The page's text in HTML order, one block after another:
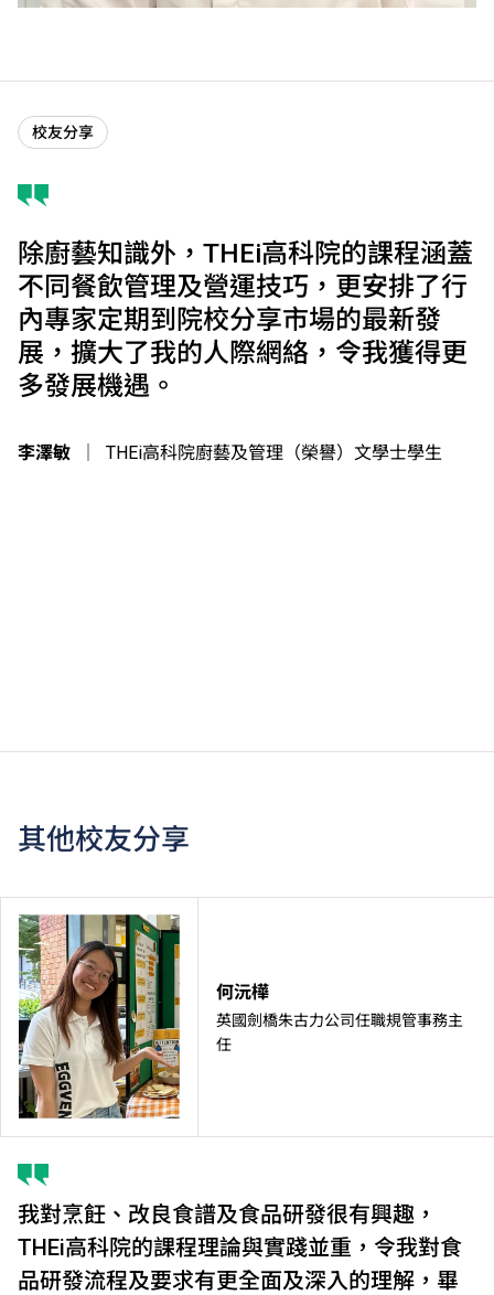
校友分享
除廚藝知識外，THEi高科院的課程涵蓋
不同餐飲管理及營運技巧，更安排了行
內專家定期到院校分享市場的最新發
展，擴大了我的人際網絡，令我獲得更
多發展機遇。
李澤敏 THEi高科院廚藝及管理（榮譽）文學士學生
其他校友分享
何沅樺
英國劍橋朱古力公司任職規管事務主
任
我對烹飪、改良食譜及食品研發很有興趣，
THEi高科院的課程理論與實踐並重，令我對食
品研發流程及要求有更全面及深入的理解，畢